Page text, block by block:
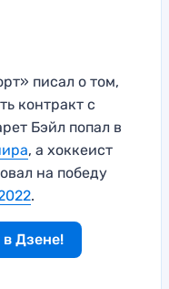
писал о том,
контракт с
Бэйл попал в
, а хоккеист
на победу
.
Дзене!